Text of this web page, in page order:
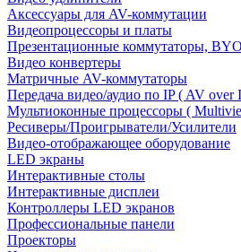
Аксессуары для AV-коммутации
Видеопроцессоры и платы
Презентационные коммутаторы,
Видео конвертеры
Матричные AV-коммутаторы
Передача видео/аудио по IP ( AV over
Мультиоконные процессоры (
Ресиверы/Проигрыватели/Усилители
Видео-отображающее оборудование
LED экраны
Интерактивные столы
Интерактивные дисплеи
Контроллеры LED экранов
Профессиональные панели
Проекторы